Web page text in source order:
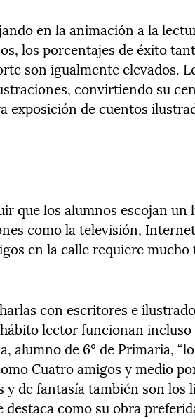
en la animación a la
los porcentajes de éxito
son igualmente elevados.
convirtiendo su
exposición de cuentos
que los alumnos escojan un
como la televisión,
en la calle requiere mucho
con escritores e
lector funcionan
alumno de 6º de Primaria,
Cuatro amigos y medio
y de fantasía también son los
como su obra